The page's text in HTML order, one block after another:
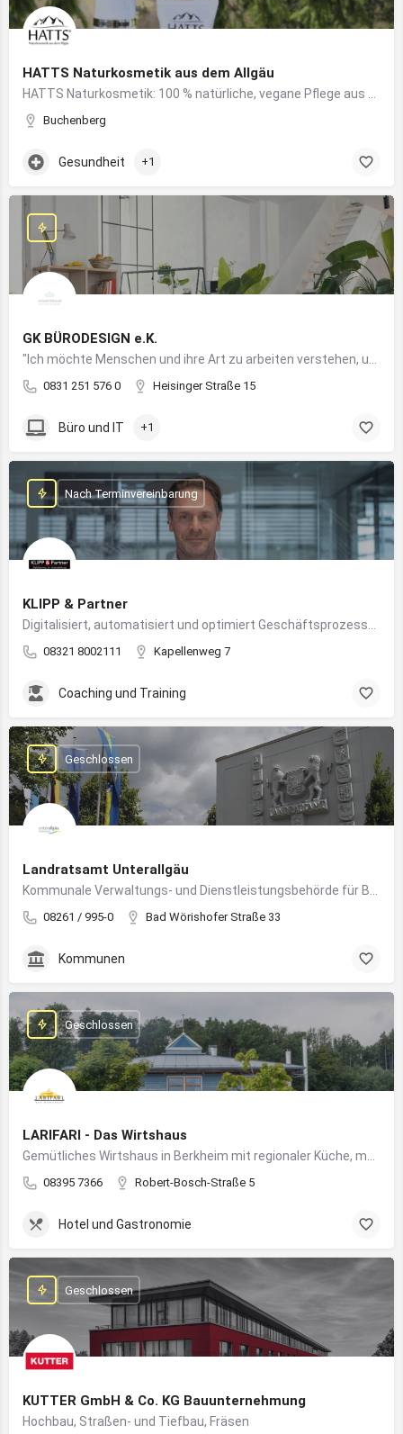
HATTS Naturkosmetik aus dem Allgäu
Buchenberg
Gesundheit +1
GK BÜRODESIGN e.K.
0831 251 576 0 Heisinger Straße 15
Büro und IT +1
KLIPP & Partner
08321 8002111 Kapellenweg 7
Nach Terminvereinbarung
Coaching und Training
Landratsamt Unterallgäu
08261 / 995-0 Bad Wörishofer Straße 33
Geschlossen
Kommunen
LARIFARI - Das Wirtshaus
08395 7366 Robert-Bosch-Straße 5
Geschlossen
Hotel und Gastronomie
KUTTER GmbH & Co. KG Bauunternehmung
Hochbau, Straßen- und Tiefbau, Fräsen
Geschlossen